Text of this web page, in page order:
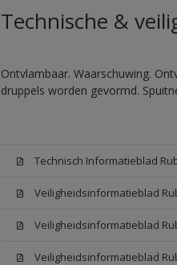
Technische &
Ontvlambaar. Waarschuwing.
druppels worden gevormd.
Technisch Informatieblad
Veiligheidsinformatieblad
Veiligheidsinformatieblad
Veiligheidsinformatieblad